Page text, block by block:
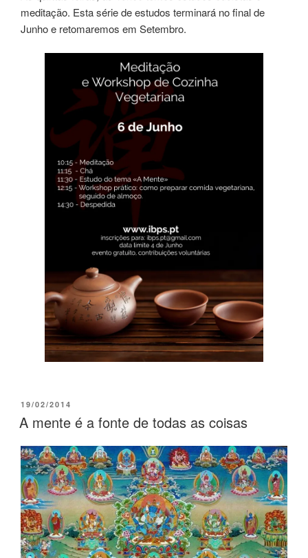
meditação. Esta série de estudos terminará no final de
Junho e retomaremos em Setembro.
19/02/2014
A mente é a fonte de todas as coisas